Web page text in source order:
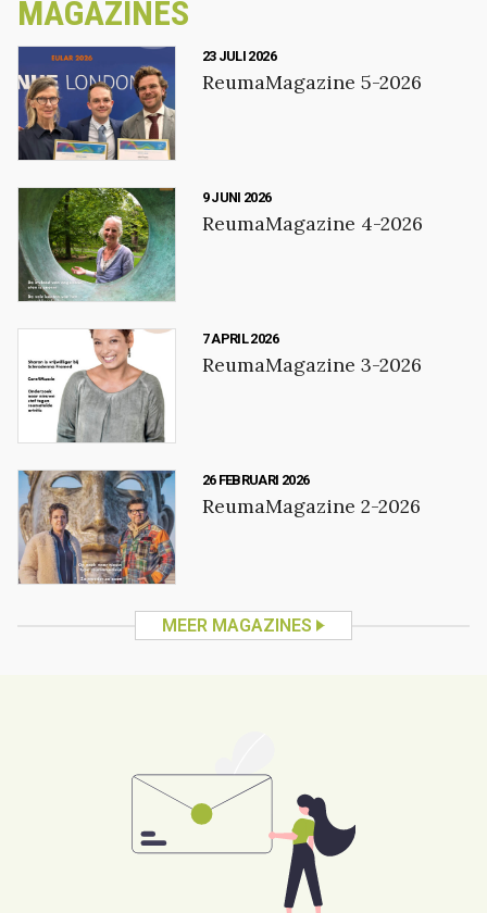
MAGAZINES
23 JULI 2026
ReumaMagazine 5-2026
9 JUNI 2026
ReumaMagazine 4-2026
7 APRIL 2026
ReumaMagazine 3-2026
26 FEBRUARI 2026
ReumaMagazine 2-2026
MEER MAGAZINES